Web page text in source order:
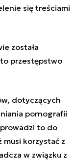
się treściami
została
przestępstwo
dotyczących
pornografii
to do
korzystać z
w związku z